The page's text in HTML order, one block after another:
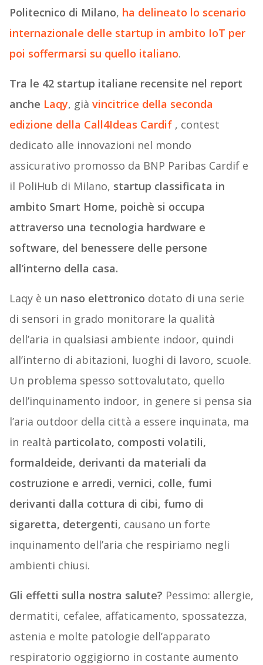
Politecnico di Milano, ha delineato lo scenario
internazionale delle startup in ambito IoT per
poi soffermarsi su quello italiano.
Tra le 42 startup italiane recensite nel report
anche Laqy, già vincitrice della seconda
edizione della Call4Ideas Cardif, contest
dedicato alle innovazioni nel mondo
assicurativo promosso da BNP Paribas Cardif e
il PoliHub di Milano, startup classificata in
ambito Smart Home, poichè si occupa
attraverso una tecnologia hardware e
software, del benessere delle persone
all’interno della casa.
Laqy è un naso elettronico dotato di una serie
di sensori in grado monitorare la qualità
dell’aria in qualsiasi ambiente indoor, quindi
all’interno di abitazioni, luoghi di lavoro, scuole.
Un problema spesso sottovalutato, quello
dell’inquinamento indoor, in genere si pensa sia
l’aria outdoor della città a essere inquinata, ma
in realtà particolato, composti volatili,
formaldeide, derivanti da materiali da
costruzione e arredi, vernici, colle, fumi
derivanti dalla cottura di cibi, fumo di
sigaretta, detergenti, causano un forte
inquinamento dell’aria che respiriamo negli
ambienti chiusi.
Gli effetti sulla nostra salute? Pessimo: allergie,
dermatiti, cefalee, affaticamento, spossatezza,
astenia e molte patologie dell’apparato
respiratorio oggigiorno in costante aumento